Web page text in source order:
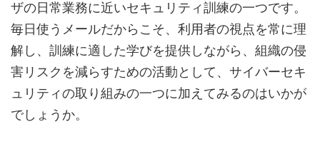
ザの日常業務に近いセキュリティ訓練の一つです。
毎日使うメールだからこそ、利用者の視点を常に理
解し、訓練に適した学びを提供しながら、組織の侵
害リスクを減らすための活動として、サイバーセキ
ュリティの取り組みの一つに加えてみるのはいかが
でしょうか。